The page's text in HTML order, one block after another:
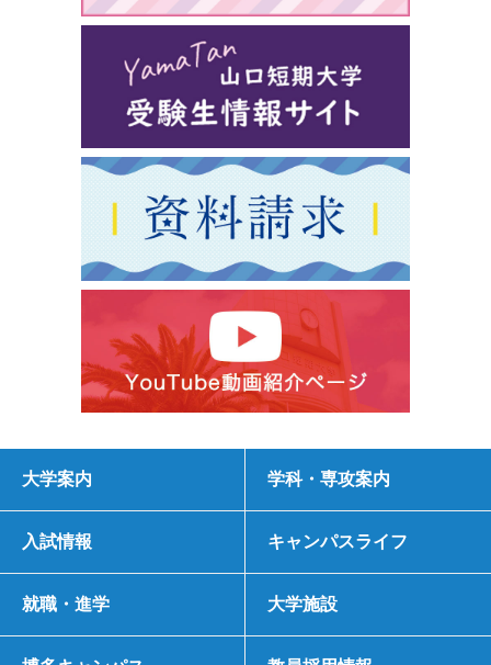
大学案内 学科・専攻案内
入試情報 キャンパスライフ
就職・進学 大学施設